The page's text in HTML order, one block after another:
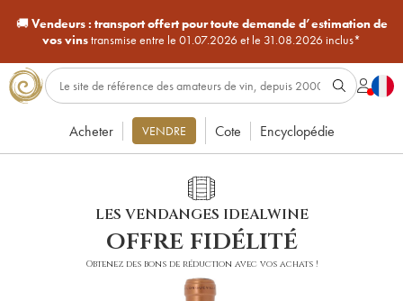
🚚Vendeurs : transport offert pour toute demande d’estimation de
vos vinstransmise entre le 01.07.2026 et le 31.08.2026 inclus*
Acheter VENDRE Cote Encyclopédie
LES VENDANGES IDEALWINE
offre fidélité
Obtenez des bons de réduction avec vos achats !